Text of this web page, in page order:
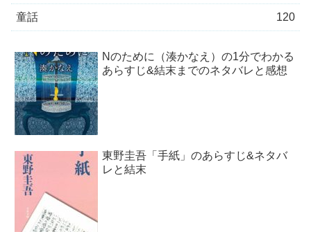
童話 120
Nのために（湊かなえ）の1分でわかる
あらすじ&結末までのネタバレと感想
東野圭吾「手紙」のあらすじ&ネタバ
レと結末